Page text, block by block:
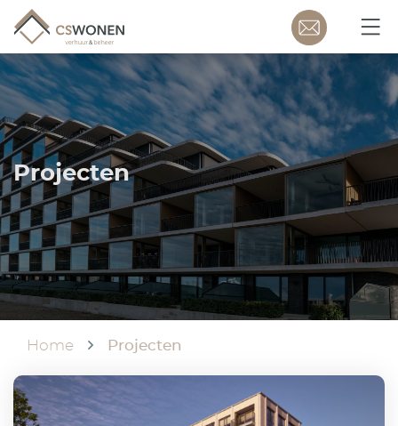
Projecten
Home Projecten